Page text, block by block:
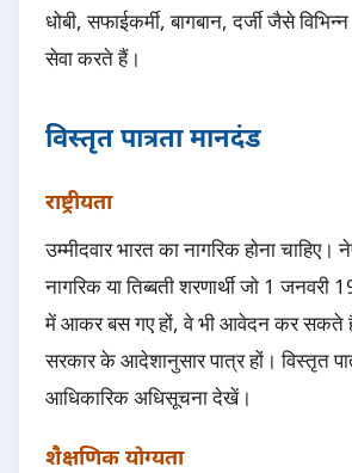
धोबी, सफाईकर्मी, बागबान, दर्जी जैसे
सेवा करते हैं।
विस्तृत पात्रता मानदंड
राष्ट्रीयता
उम्मीदवार भारत का नागरिक होना
नागरिक या तिब्बती शरणार्थी जो 1
में आकर बस गए हों, वे भी आवेदन कर सकते
सरकार के आदेशानुसार पात्र हों। विस्तृत
आधिकारिक अधिसूचना देखें।
शैक्षणिक योग्यता